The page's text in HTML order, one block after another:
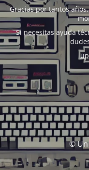
Gracias por tantos
Si necesitas ayuda
© Un